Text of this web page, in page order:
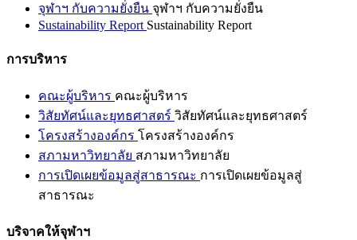
จุฬาฯ กับความยั่งยืน จุฬาฯ กับความยั่งยืน
Sustainability Report Sustainability Report
การบริหาร
คณะผู้บริหาร คณะผู้บริหาร
วิสัยทัศน์และยุทธศาสตร์ วิสัยทัศน์และยุทธศาสตร์
โครงสร้างองค์กร โครงสร้างองค์กร
สภามหาวิทยาลัย สภามหาวิทยาลัย
การเปิดเผยข้อมูลสู่สาธารณะ การเปิดเผยข้อมูลสู่
สาธารณะ
บริจาคให้จุฬาฯ